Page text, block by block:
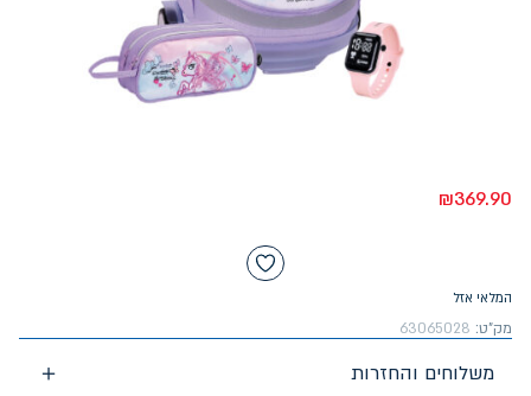
₪369.90
המלאי אזל
מק"ט: 63065028
משלוחים והחזרות